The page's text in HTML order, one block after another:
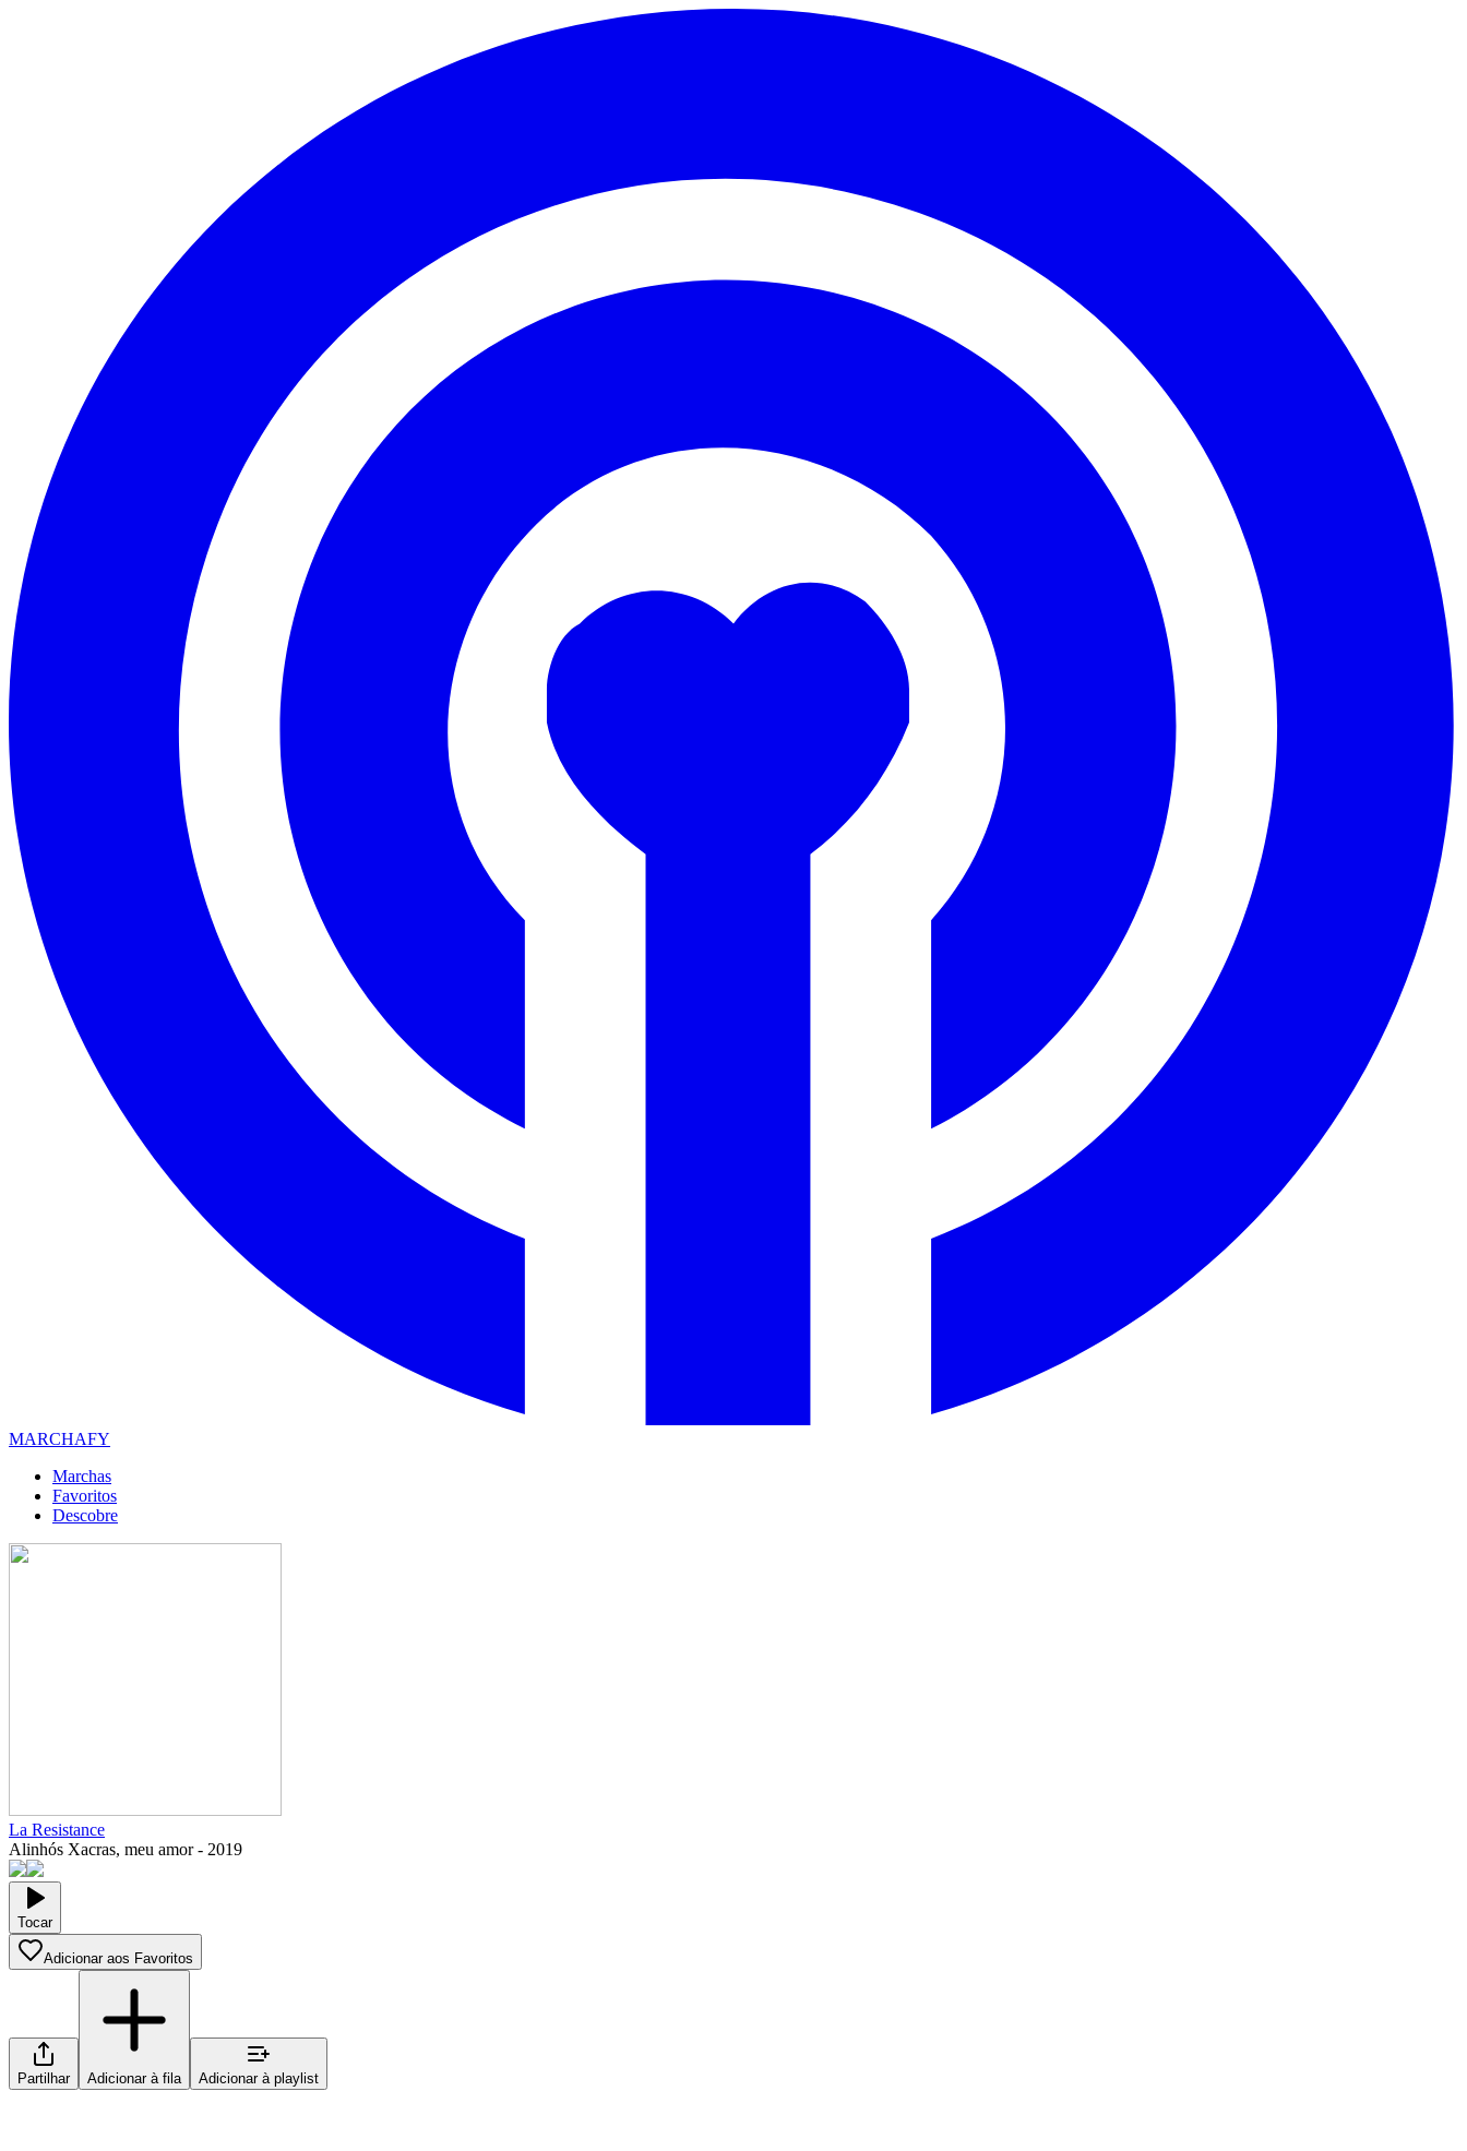
MARCHAFY
Marchas
Favoritos
Descobre
La Resistance
Alinhós Xacras, meu amor- 2019
Tocar
Adicionar aos Favoritos
Partilhar Adicionar à fila Adicionar à playlist